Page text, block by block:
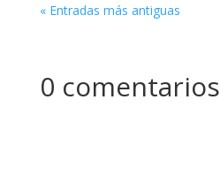
« Entradas más antiguas
0 comentarios